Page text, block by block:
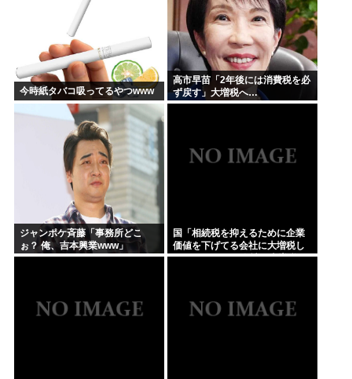
今時紙タバコ吸ってるやつwww
高市早苗「2年後には消費税を必
ず戻す」大増税へ…
ジャンポケ斉藤「事務所どこ
ぉ？ 俺、吉本興業www」
国「相続税を抑えるために企業
価値を下げてる会社に大増税し
ます。低PBRの会社は大増税を